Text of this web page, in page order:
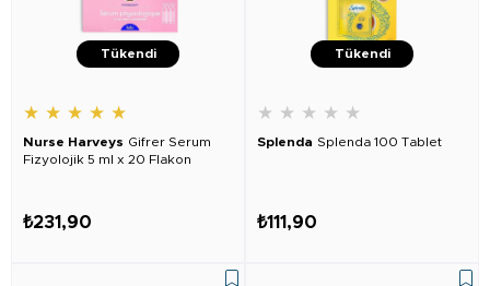
Tükendi
★ ★ ★ ★ ★
Nurse Harveys Gifrer Serum
Fizyolojik 5 ml x 20 Flakon
₺231,90
Tükendi
★ ★ ★ ★ ★
Splenda Splenda 100 Tablet
₺111,90